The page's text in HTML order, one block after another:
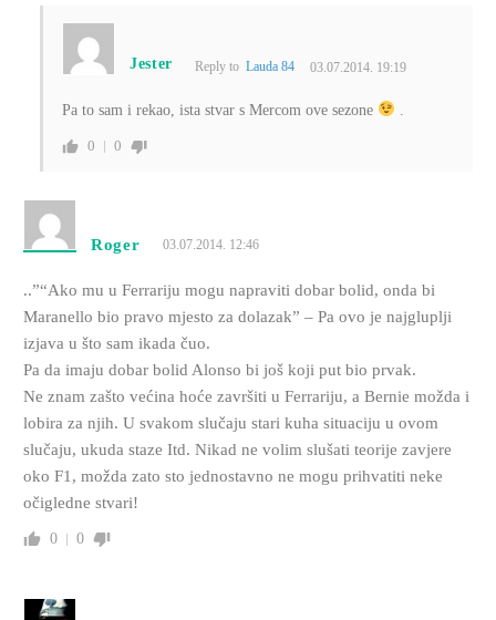
Jester Reply toLauda 84 03.07.2014. 19:19
Pa to sam i rekao, ista stvar s Mercom ove sezone .
0 0
Roger 03.07.2014. 12:46
..”“Ako mu u Ferrariju mogu napraviti dobar bolid, onda bi
Maranello bio pravo mjesto za dolazak” – Pa ovo je najgluplji
izjava u što sam ikada čuo.
Pa da imaju dobar bolid Alonso bi još koji put bio prvak.
Ne znam zašto većina hoće završiti u Ferrariju, a Bernie možda i
lobira za njih. U svakom slučaju stari kuha situaciju u ovom
slučaju, ukuda staze Itd. Nikad ne volim slušati teorije zavjere
oko F1, možda zato sto jednostavno ne mogu prihvatiti neke
očigledne stvari!
0 0